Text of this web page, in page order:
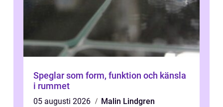
Speglar som form, funktion och känsla
i rummet
05 augusti 2026
Malin Lindgren